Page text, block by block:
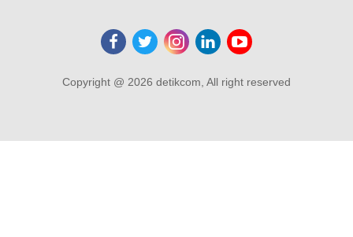
Copyright @ 2026 detikcom, All right reserved